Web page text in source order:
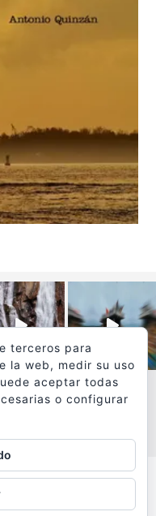
de
terceros para
la web, medir su uso
aceptar todas
o configurar